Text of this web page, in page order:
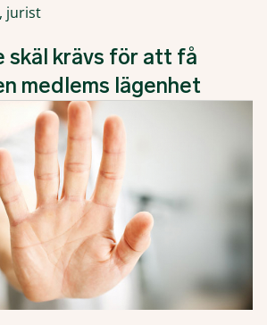
jurist
skäl krävs för att få
medlems lägenhet